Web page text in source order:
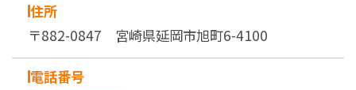
住所
〒882-0847 宮崎県延岡市旭町6-4100
電話番号